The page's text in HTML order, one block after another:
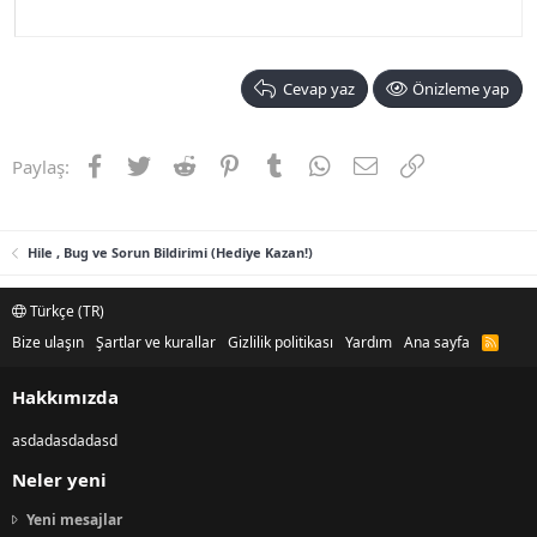
Cevap yaz Önizleme yap
Paylaş: Facebook
TwitterReddit PinterestTumblrWhatsApp
E-postaLink
Hile , Bug ve Sorun Bildirimi (Hediye Kazan!)
Türkçe (TR)
Bize ulaşın Şartlar ve kurallar Gizlilik politikası Yardım Ana sayfa
R
S
Hakkımızda
asdadasdadasd
Neler yeni
Yeni mesajlar